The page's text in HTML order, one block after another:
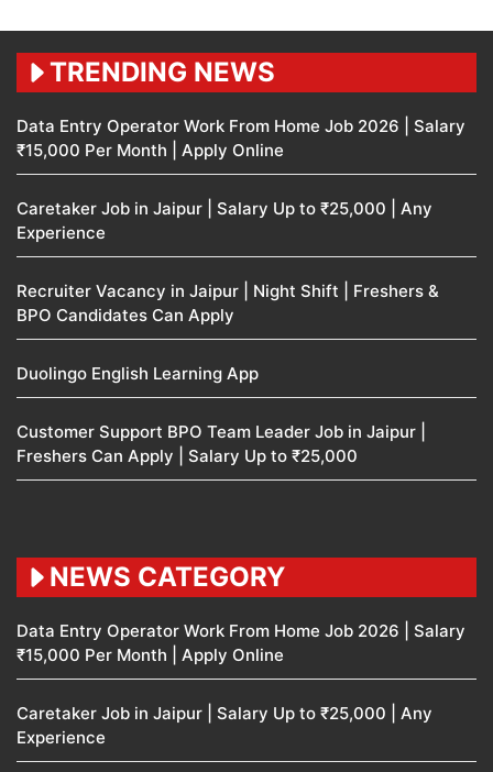
TRENDING NEWS
Data Entry Operator Work From Home Job 2026 | Salary
₹15,000 Per Month | Apply Online
Caretaker Job in Jaipur | Salary Up to ₹25,000 | Any
Experience
Recruiter Vacancy in Jaipur | Night Shift | Freshers &
BPO Candidates Can Apply
Duolingo English Learning App
Customer Support BPO Team Leader Job in Jaipur |
Freshers Can Apply | Salary Up to ₹25,000
NEWS CATEGORY
Data Entry Operator Work From Home Job 2026 | Salary
₹15,000 Per Month | Apply Online
Caretaker Job in Jaipur | Salary Up to ₹25,000 | Any
Experience